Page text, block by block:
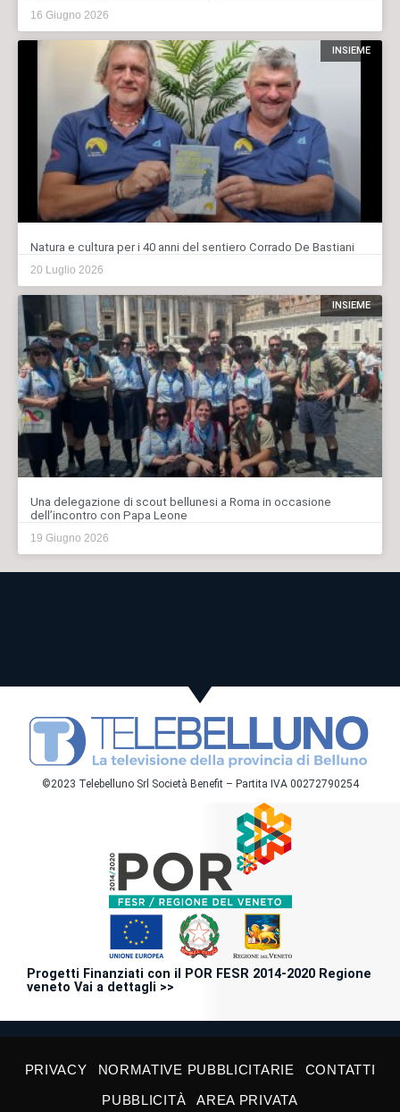
16 Giugno 2026
INSIEME
Natura e cultura per i 40 anni del sentiero Corrado De Bastiani
20 Luglio 2026
INSIEME
Una delegazione di scout bellunesi a Roma in occasione
dell’incontro con Papa Leone
19 Giugno 2026
©2023 Telebelluno Srl Società Benefit – Partita IVA 00272790254
Progetti Finanziati con il POR FESR 2014-2020 Regione
veneto Vai a dettagli >>
PRIVACY NORMATIVE PUBBLICITARIE
CONTATTI
PUBBLICITÀ
AREA PRIVATA